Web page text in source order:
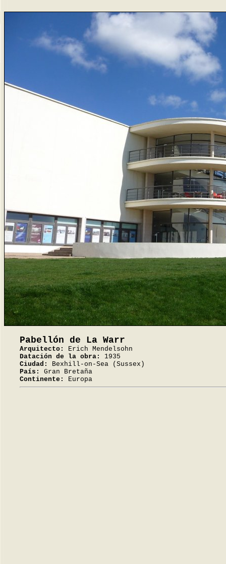
Pabellón de La Warr
Arquitecto:
Erich Mendelsohn
Datación de la obra:
1935
Ciudad:
Bexhill-on-Sea (Sussex)
País:
Gran Bretaña
Continente:
Europa